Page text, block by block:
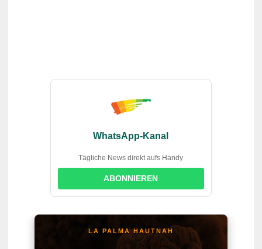
WhatsApp-Kanal
Tägliche News direkt aufs Handy
ABONNIEREN
LA PALMA HAUTNAH